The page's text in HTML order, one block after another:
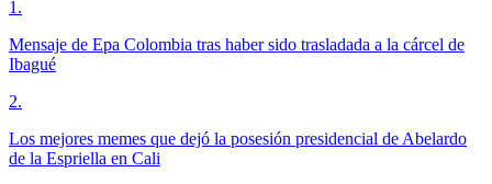
1 .
Mensaje de Epa Colombia tras haber sido trasladada a la cárcel de
Ibagué
2.
Los mejores memes que dejó la posesión presidencial de Abelardo
de la Espriella en Cali